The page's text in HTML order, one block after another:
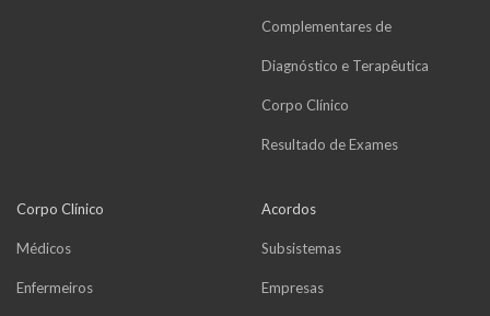
Complementares de
Diagnóstico e Terapêutica
Corpo Clínico
Resultado de Exames
Corpo Clínico
Médicos
Enfermeiros
Acordos
Subsistemas
Empresas